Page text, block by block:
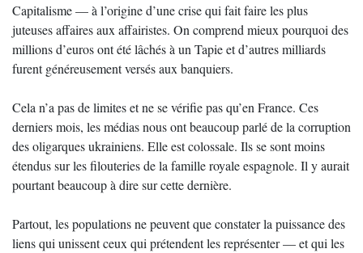
Capitalisme — à l’origine d’une crise qui fait faire les plus
juteuses affaires aux affairistes. On comprend mieux pourquoi des
millions d’euros ont été lâchés à un Tapie et d’autres milliards
furent généreusement versés aux banquiers.
Cela n’a pas de limites et ne se vérifie pas qu’en France. Ces
derniers mois, les médias nous ont beaucoup parlé de la corruption
des oligarques ukrainiens. Elle est colossale. Ils se sont moins
étendus sur les filouteries de la famille royale espagnole. Il y aurait
pourtant beaucoup à dire sur cette dernière.
Partout, les populations ne peuvent que constater la puissance des
liens qui unissent ceux qui prétendent les représenter — et qui les